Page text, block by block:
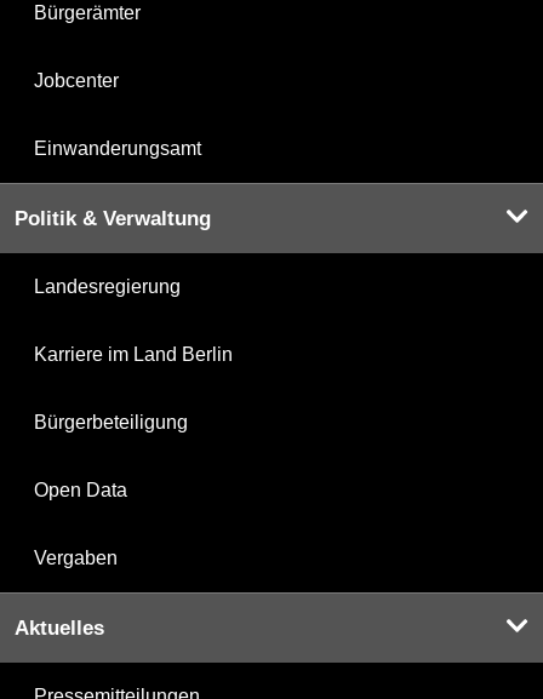
Bürgerämter
Jobcenter
Einwanderungsamt
Politik & Verwaltung
Landesregierung
Karriere im Land Berlin
Bürgerbeteiligung
Open Data
Vergaben
Aktuelles